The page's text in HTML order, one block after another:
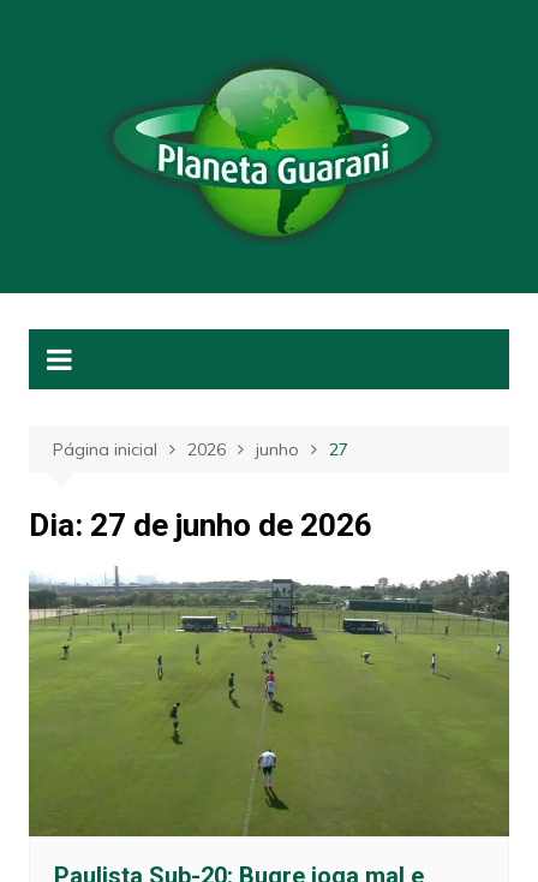
Página inicial 2026 junho 27
Dia: 27 de junho de 2026
Paulista Sub-20: Bugre joga mal e